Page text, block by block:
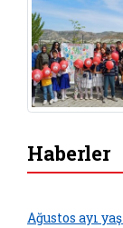
Haberler
Ağustos ayı